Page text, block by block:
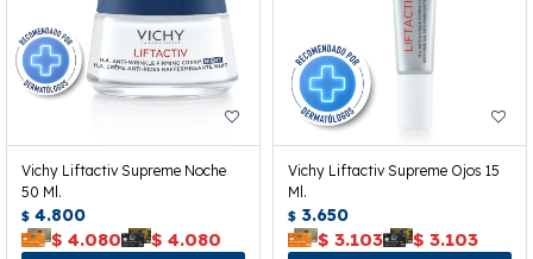
Vichy Liftactiv Supreme Noche
50 Ml.
$ 4.800
$ 4.080 $ 4.080
Vichy Liftactiv Supreme Ojos 15
Ml.
$ 3.650
$ 3.103 $ 3.103